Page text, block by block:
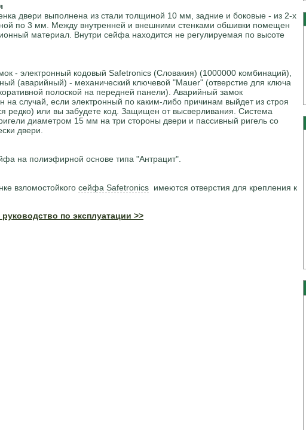
двери выполнена из стали толщиной 10 мм, задние и боковые - из 2-х
по 3 мм. Между внутренней и внешними стенками обшивки помещен
материал. Внутри сейфа находится не регулируемая по высоте
- электронный кодовый Safetronics (Словакия) (1000000 комбинаций),
(аварийный) - механический ключевой "Mauer" (отверстие для ключа
полоской на передней панели). Аварийный замок
на случай, если электронный по каким-либо причинам выйдет из строя
редко) или вы забудете код. Защищен от высверливания. Система
диаметром 15 мм на три стороны двери и пассивный ригель со
двери.
на полиэфирной основе типа "Антрацит".
взломостойкого сейфа Safetronics имеются отверстия для крепления к
по эксплуатации >>